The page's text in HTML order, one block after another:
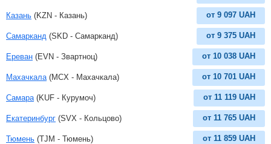
Казань (KZN - Казань) от 9 097 UAH
Самарканд (SKD - Самарканд) от 9 375 UAH
Ереван (EVN - Звартноц) от 10 038 UAH
Махачкала (MCX - Махачкала) от 10 701 UAH
Самара (KUF - Курумоч) от 11 119 UAH
Екатеринбург (SVX - Кольцово) от 11 765 UAH
Тюмень (TJM - Тюмень) от 11 859 UAH